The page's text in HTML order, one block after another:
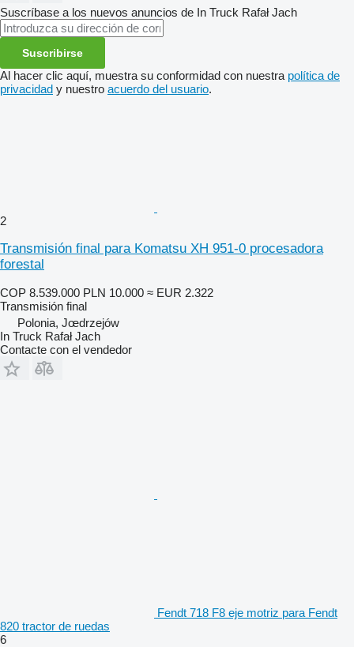
Suscríbase a los nuevos anuncios de In Truck Rafał Jach
Suscribirse
Al hacer clic aquí, muestra su conformidad con nuestra política de
privacidad y nuestro acuerdo del usuario.
2
Transmisión final para Komatsu XH 951-0 procesadora
forestal
COP 8.539.000 PLN 10.000 ≈ EUR 2.322
Transmisión final
Polonia, Jœdrzejów
In Truck Rafał Jach
Contacte con el vendedor
Fendt 718 F8 eje motriz para Fendt
820 tractor de ruedas
6